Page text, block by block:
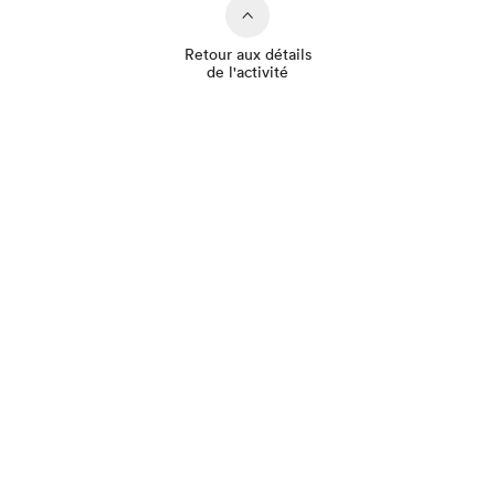
Retour aux détails
de l'activité